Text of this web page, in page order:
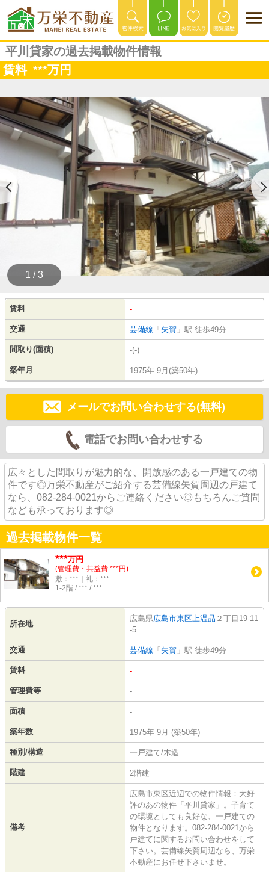
平川貸家の過去掲載物件情報
賃料 ***万円
1 / 3
賃料 -
交通 芸備線 「 矢賀 」駅 徒歩49分
間取り(面積) -(-)
築年月 1975年 9月(築50年)
メールでお問い合わせする(無料)
電話でお問い合わせする
広々とした間取りが魅力的な、開放感のある一戸建ての物
件です◎万栄不動産がご紹介する芸備線矢賀周辺の戸建て
なら、082-284-0021からご連絡ください◎もちろんご質問
なども承っております◎
過去掲載物件一覧
***万円
(管理費・共益費 ***円)
敷：***｜礼：***
1-2階 / *** / ***
所在地
広島県広島市東区上温品 ２丁目19-11
-5
交通 芸備線 「 矢賀 」駅 徒歩49分
賃料 -
管理費等 -
面積 -
築年数 1975年 9月 (築50年)
種別/構造 一戸建て/木造
階建 2階建
備考
広島市東区近辺での物件情報：大好
評のあの物件「平川貸家」。子育て
の環境としても良好な、一戸建ての
物件となります。082-284-0021から
戸建てに関するお問い合わせをして
下さい。芸備線矢賀周辺なら、万栄
不動産にお任せ下さいませ。